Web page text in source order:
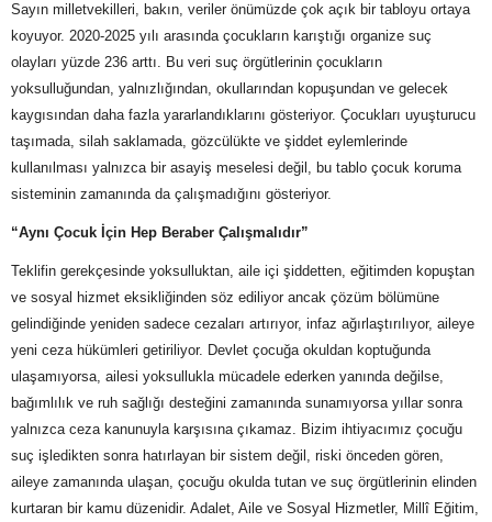
Sayın milletvekilleri, bakın, veriler önümüzde çok açık bir tabloyu ortaya
koyuyor. 2020-2025 yılı arasında çocukların karıştığı organize suç
olayları yüzde 236 arttı. Bu veri suç örgütlerinin çocukların
yoksulluğundan, yalnızlığından, okullarından kopuşundan ve gelecek
kaygısından daha fazla yararlandıklarını gösteriyor. Çocukları uyuşturucu
taşımada, silah saklamada, gözcülükte ve şiddet eylemlerinde
kullanılması yalnızca bir asayiş meselesi değil, bu tablo çocuk koruma
sisteminin zamanında da çalışmadığını gösteriyor.
“Aynı Çocuk İçin Hep Beraber Çalışmalıdır”
Teklifin gerekçesinde yoksulluktan, aile içi şiddetten, eğitimden kopuştan
ve sosyal hizmet eksikliğinden söz ediliyor ancak çözüm bölümüne
gelindiğinde yeniden sadece cezaları artırıyor, infaz ağırlaştırılıyor, aileye
yeni ceza hükümleri getiriliyor. Devlet çocuğa okuldan koptuğunda
ulaşamıyorsa, ailesi yoksullukla mücadele ederken yanında değilse,
bağımlılık ve ruh sağlığı desteğini zamanında sunamıyorsa yıllar sonra
yalnızca ceza kanunuyla karşısına çıkamaz. Bizim ihtiyacımız çocuğu
suç işledikten sonra hatırlayan bir sistem değil, riski önceden gören,
aileye zamanında ulaşan, çocuğu okulda tutan ve suç örgütlerinin elinden
kurtaran bir kamu düzenidir. Adalet, Aile ve Sosyal Hizmetler, Millî Eğitim,